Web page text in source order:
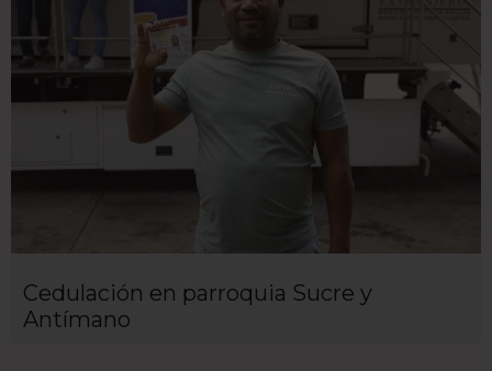
Cedulación en parroquia Sucre y
Antímano